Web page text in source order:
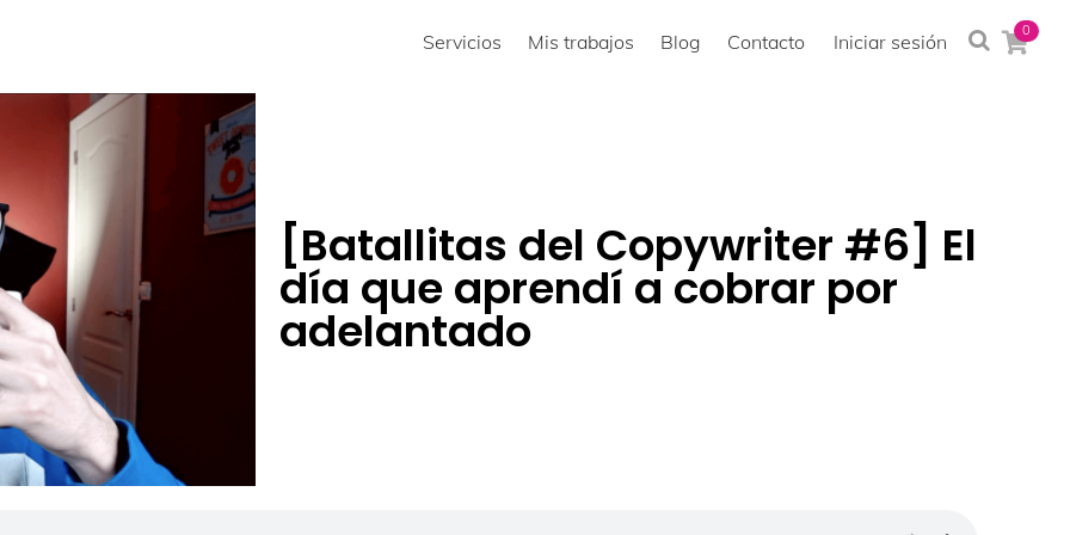
0
Servicios Mis trabajos Blog Contacto Iniciar sesión
[Batallitas del Copywriter #6] El
día que aprendí a cobrar por
adelantado